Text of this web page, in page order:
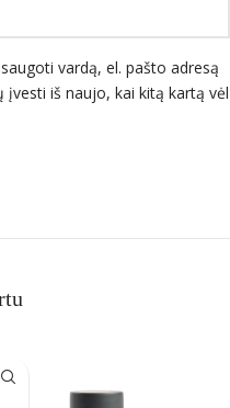
vardą, el. pašto adresą
iš naujo, kai kitą kartą vėl